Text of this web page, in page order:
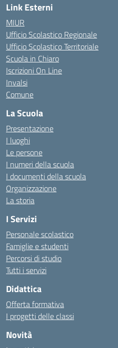
Link Esterni
MIUR
Ufficio Scolastico Regionale
Ufficio Scolastico Territoriale
Scuola in Chiaro
Iscrizioni On Line
Invalsi
Comune
La Scuola
Presentazione
I luoghi
Le persone
I numeri della scuola
I documenti della scuola
Organizzazione
La storia
I Servizi
Personale scolastico
Famiglie e studenti
Percorsi di studio
Tutti i servizi
Didattica
Offerta formativa
I progetti delle classi
Novità